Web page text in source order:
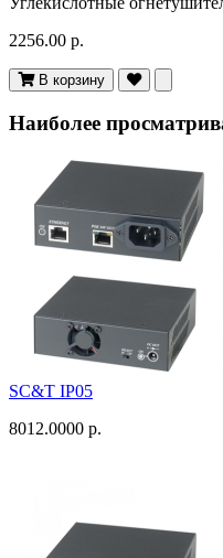
2256.00 р.
В корзину
Наиболее
SC&T IP05
8012.0000 р.